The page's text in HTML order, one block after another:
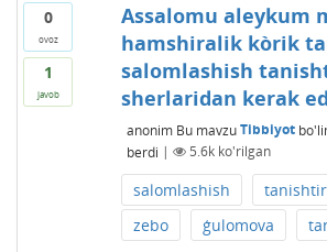
0
ovoz
1
javob
Assalomu aleykum
hamshiralik kòrik
salomlashish
sherlaridan kerak
anonim Bu mavzuTibbiyot
berdi | 5.6kko'rilgan
salomlashish
zebo
ģulomova